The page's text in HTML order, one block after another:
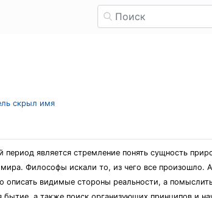
скрыл имя
период является стремление понять сущность
Философы искали то, из чего все
описать видимые стороны реальности, а